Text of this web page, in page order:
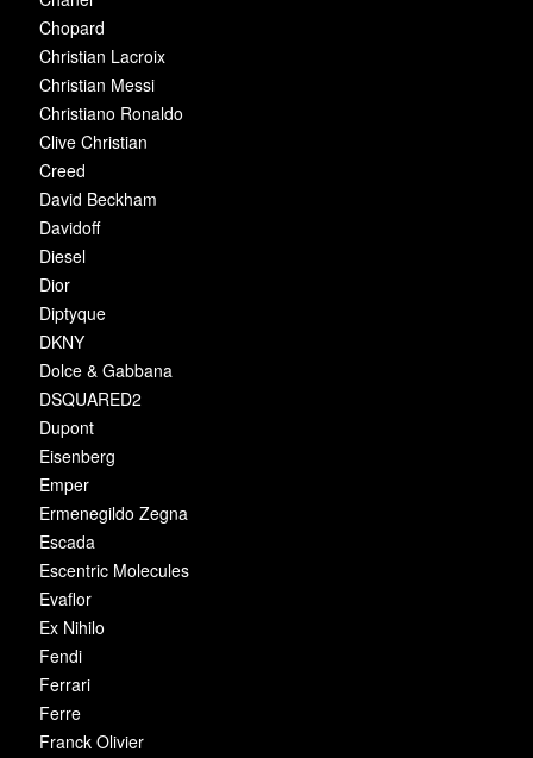
Chopard
Christian Lacroix
Christian Messi
Christiano Ronaldo
Clive Christian
Creed
David Beckham
Davidoff
Diesel
Dior
Diptyque
DKNY
Dolce & Gabbana
DSQUARED2
Dupont
Eisenberg
Emper
Ermenegildo Zegna
Escada
Escentric Molecules
Evaflor
Ex Nihilo
Fendi
Ferrari
Ferre
Franck Olivier